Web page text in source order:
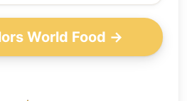
World Food →